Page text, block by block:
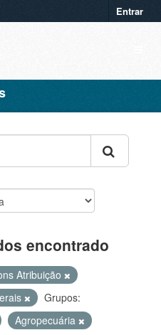
Entrar
encontrado
Atribuição
Grupos:
Agropecuária